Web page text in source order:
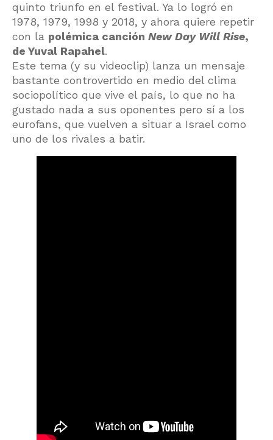
quinto triunfo en el festival. Ya lo logró en
1978, 1979, 1998 y 2018, y ahora quiere repetir
con la polémica canción New Day Will Rise,
de Yuval Rapahel.
Este tema (y su videoclip) lanza un mensaje
bastante controvertido en medio del clima
sociopolítico que vive el país, lo que no ha
gustado nada a sus oponentes pero sí a los
eurofans, que vuelven a situar a Israel como
uno de los rivales a batir.